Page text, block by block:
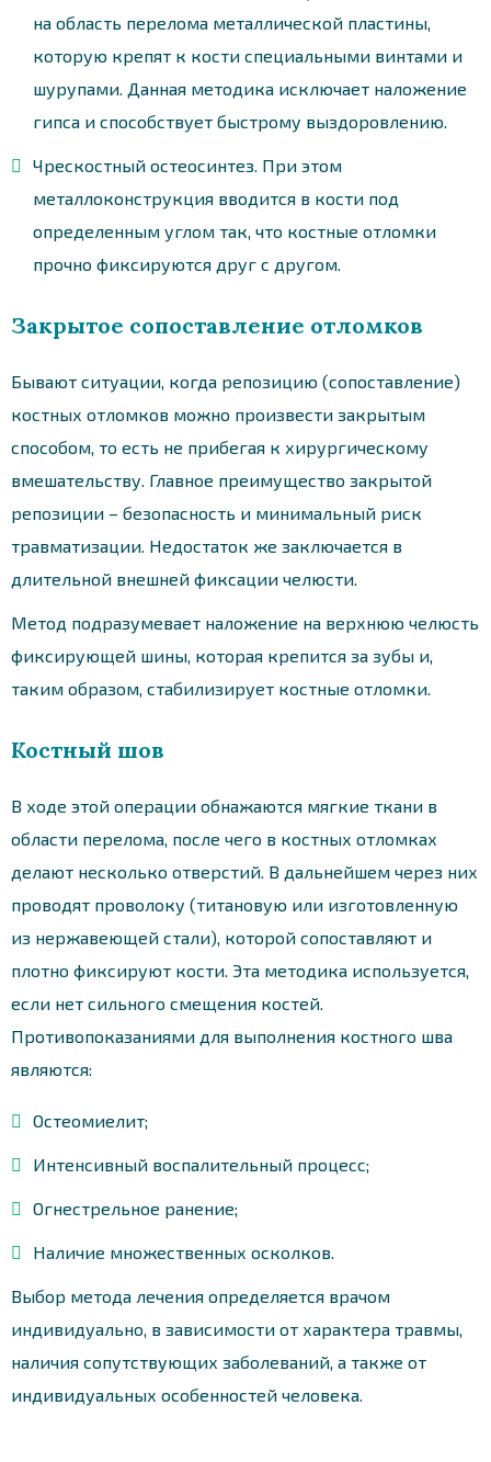
на область перелома металлической пластины,
которую крепят к кости специальными винтами и
шурупами. Данная методика исключает наложение
гипса и способствует быстрому выздоровлению.
Чрескостный остеосинтез. При этом
металлоконструкция вводится в кости под
определенным углом так, что костные отломки
прочно фиксируются друг с другом.
Закрытое сопоставление отломков
Бывают ситуации, когда репозицию (сопоставление)
костных отломков можно произвести закрытым
способом, то есть не прибегая к хирургическому
вмешательству. Главное преимущество закрытой
репозиции – безопасность и минимальный риск
травматизации. Недостаток же заключается в
длительной внешней фиксации челюсти.
Метод подразумевает наложение на верхнюю челюсть
фиксирующей шины, которая крепится за зубы и,
таким образом, стабилизирует костные отломки.
Костный шов
В ходе этой операции обнажаются мягкие ткани в
области перелома, после чего в костных отломках
делают несколько отверстий. В дальнейшем через них
проводят проволоку (титановую или изготовленную
из нержавеющей стали), которой сопоставляют и
плотно фиксируют кости. Эта методика используется,
если нет сильного смещения костей.
Противопоказаниями для выполнения костного шва
являются:
Остеомиелит;
Интенсивный воспалительный процесс;
Огнестрельное ранение;
Наличие множественных осколков.
Выбор метода лечения определяется врачом
индивидуально, в зависимости от характера травмы,
наличия сопутствующих заболеваний, а также от
индивидуальных особенностей человека.